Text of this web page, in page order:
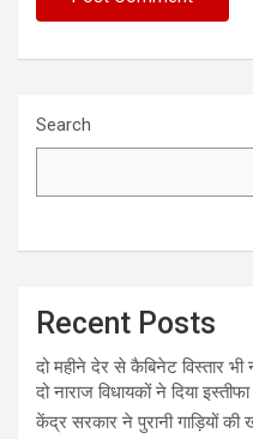
Search
Recent Posts
दो महीने देर से कैबिनेट विस्तार
दो नाराज विधायकों ने दिया इस्तीफा
केंद्र सरकार ने पुरानी गाड़ियों